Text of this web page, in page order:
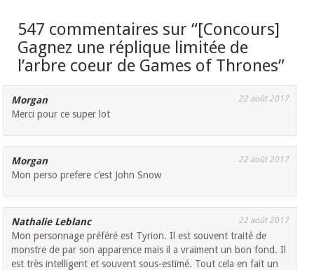
547 commentaires sur “[Concours]
Gagnez une réplique limitée de
l’arbre coeur de Games of Thrones”
Morgan 22 août 2017
Merci pour ce super lot
Morgan 22 août 2017
Mon perso prefere c’est John Snow
Nathalie Leblanc 22 août 2017
Mon personnage préféré est Tyrion. Il est souvent traité de
monstre de par son apparence mais il a vraiment un bon fond. Il
est très intelligent et souvent sous-estimé. Tout cela en fait un